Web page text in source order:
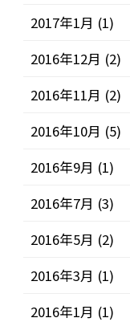
2017年1月 (1)
2016年12月 (2)
2016年11月 (2)
2016年10月 (5)
2016年9月 (1)
2016年7月 (3)
2016年5月 (2)
2016年3月 (1)
2016年1月 (1)